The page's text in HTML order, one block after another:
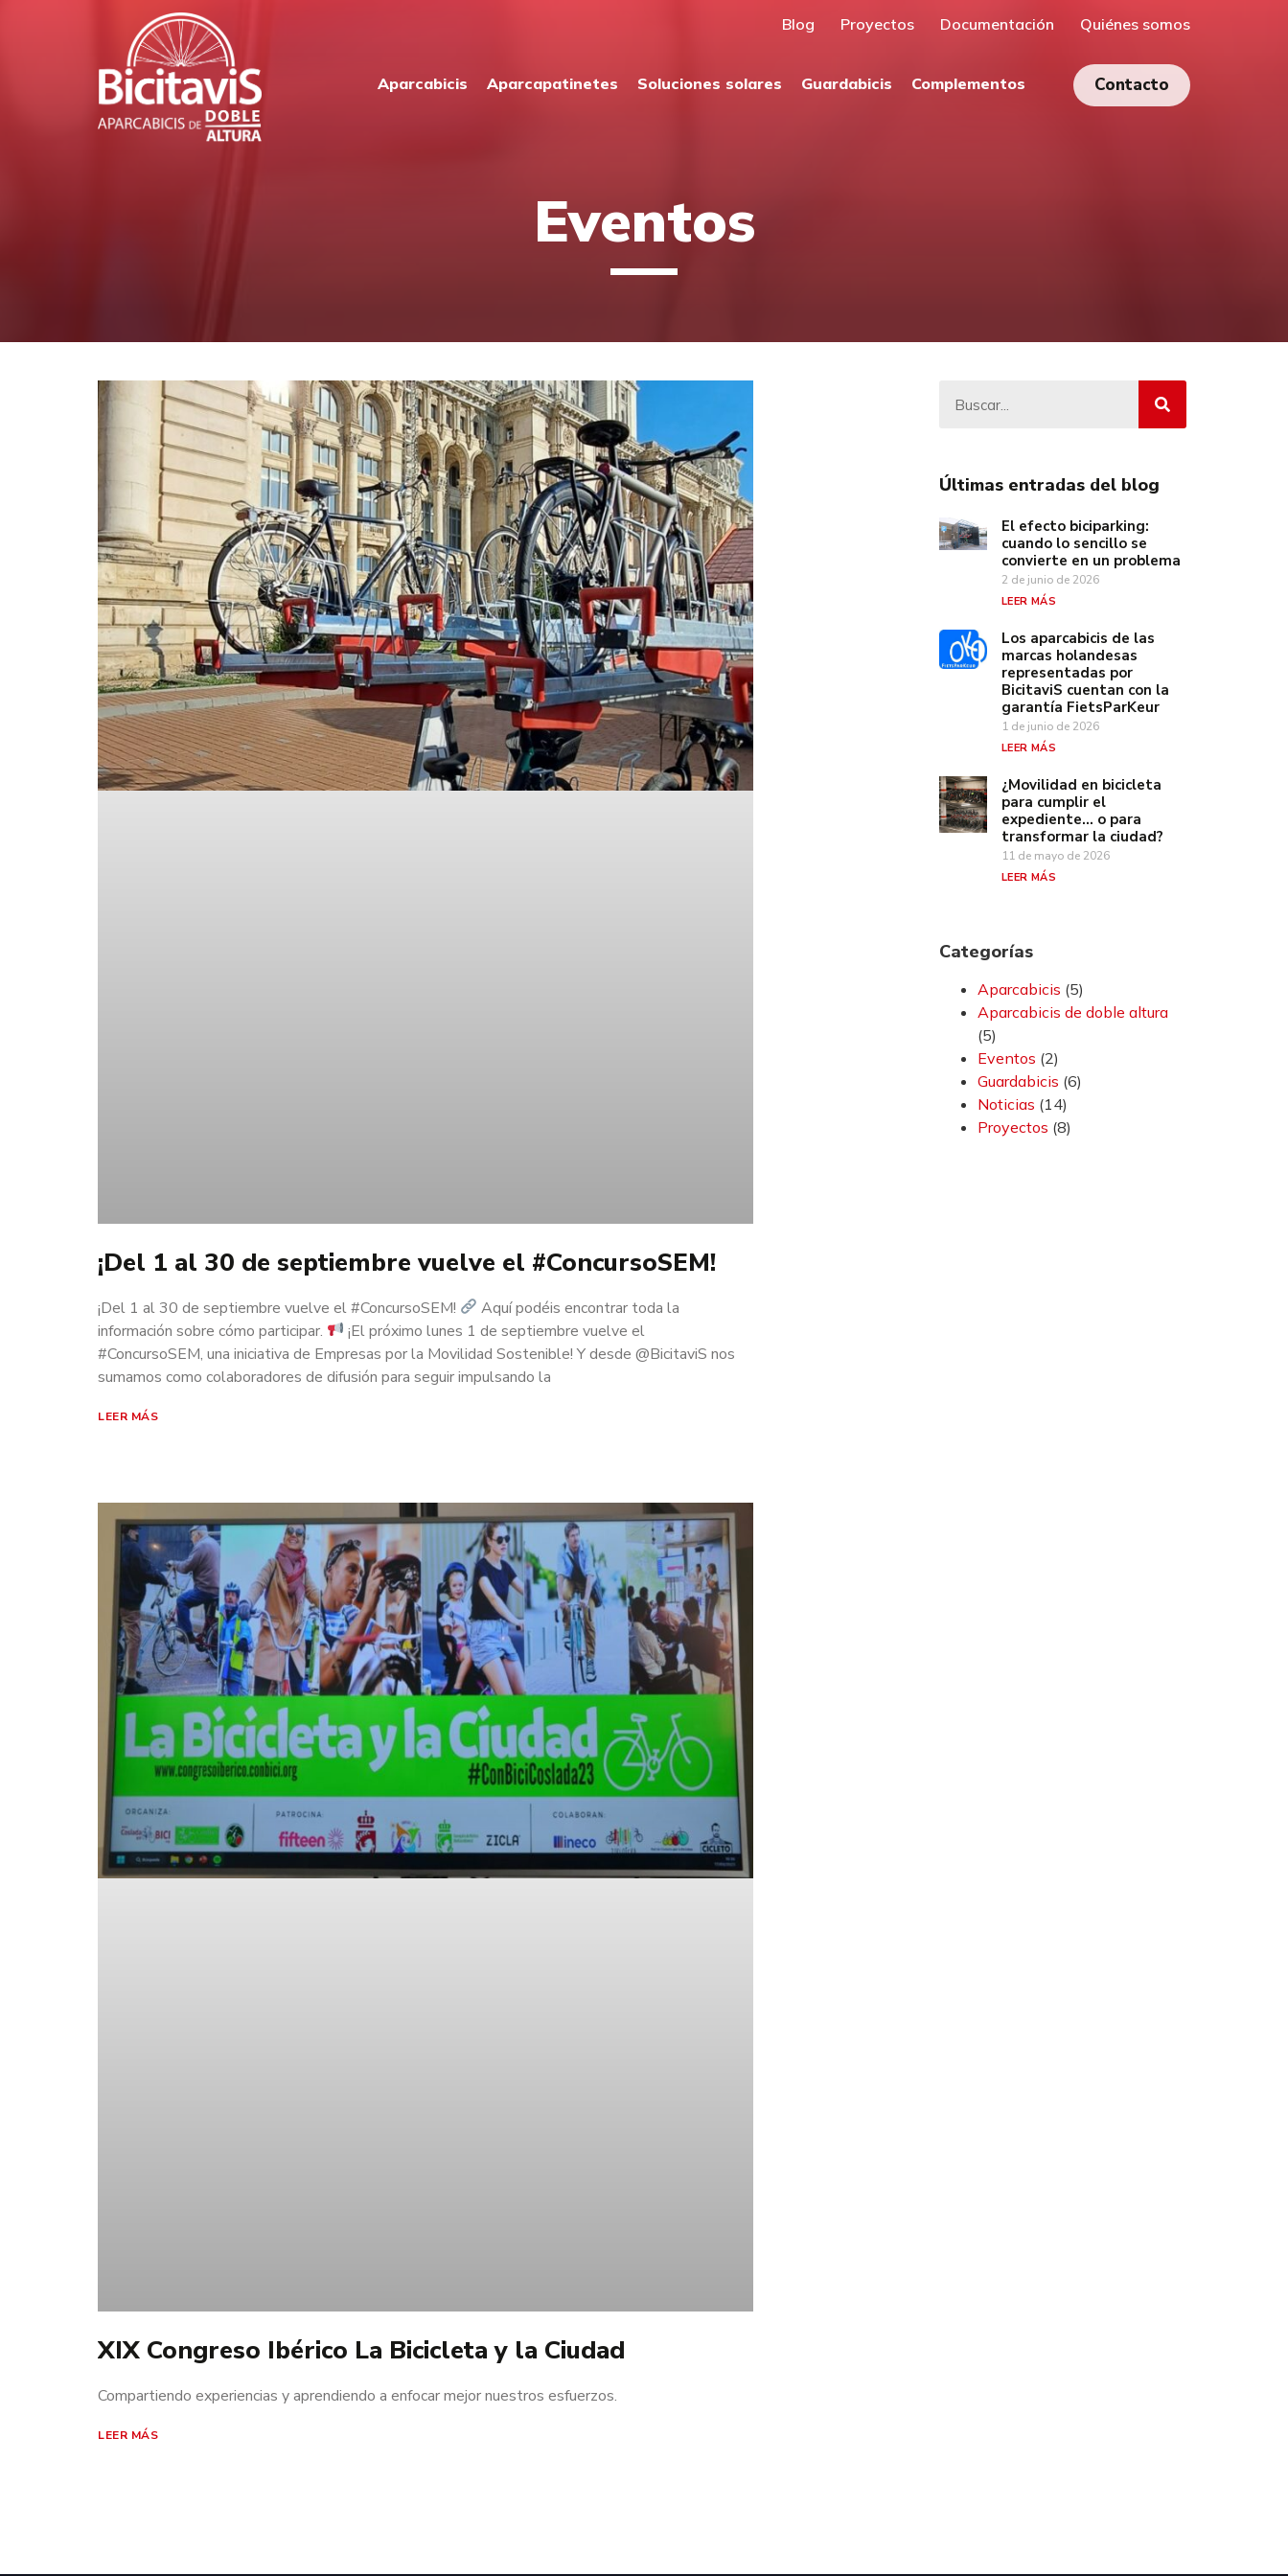
Blog Proyectos Documentación Quiénes somos
Aparcabicis Aparcapatinetes Soluciones solares Guardabicis Complementos Contacto
Eventos
¡Del 1 al 30 de septiembre vuelve el #ConcursoSEM!
¡Del 1 al 30 de septiembre vuelve el #ConcursoSEM!
Aquí podéis encontrar toda la
información sobre cómo participar.
¡El próximo lunes 1 de septiembre vuelve el
#ConcursoSEM, una iniciativa de Empresas por la Movilidad Sostenible! Y desde @BicitaviS nos
sumamos como colaboradores de difusión para seguir impulsando la
LEER MÁS
XIX Congreso Ibérico La Bicicleta y la Ciudad
Compartiendo experiencias y aprendiendo a enfocar mejor nuestros esfuerzos.
LEER MÁS
Últimas entradas del blog
El efecto biciparking:
cuando lo sencillo se
convierte en un problema
2 de junio de 2026
LEER MÁS
Los aparcabicis de las
marcas holandesas
representadas por
BicitaviS cuentan con la
garantía FietsParKeur
1 de junio de 2026
LEER MÁS
¿Movilidad en bicicleta
para cumplir el
expediente… o para
transformar la ciudad?
11 de mayo de 2026
LEER MÁS
Categorías
Aparcabicis (5)
Aparcabicis de doble altura
(5)
Eventos (2)
Guardabicis (6)
Noticias (14)
Proyectos (8)